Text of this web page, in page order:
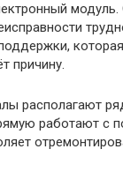
причину.
располагают
работают с